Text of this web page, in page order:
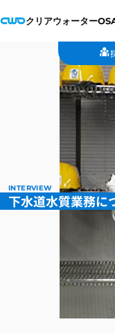
クリアウォーター
INTERVIEW
下水道水質業務に